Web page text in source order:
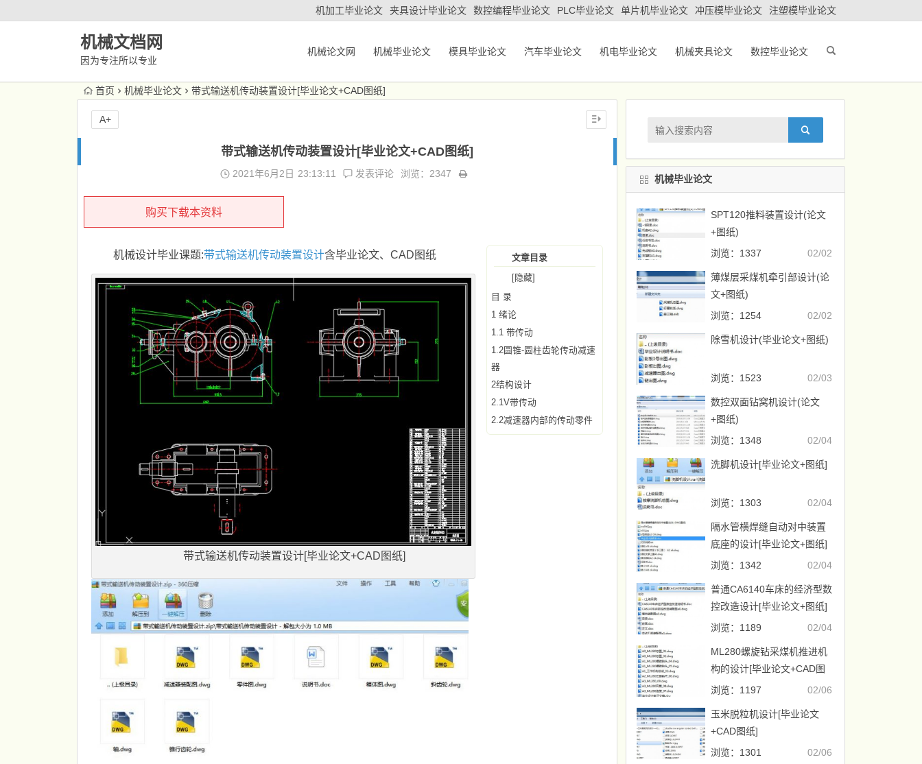
机加工毕业论文 夹具设计毕业论文 数控编程毕业论文 PLC毕业论文 单片机毕业论文 冲压模毕业论文 注塑模毕业论文
机械文档网
因为专注所以专业
机械论文网 机械毕业论文 模具毕业论文 汽车毕业论文 机电毕业论文 机械夹具论文 数控毕业论文
首页 机械毕业论文 带式输送机传动装置设计[毕业论文+CAD图纸]
带式输送机传动装置设计[毕业论文+CAD图纸]
2021年6月2日 23:13:11 发表评论 浏览：2347
购买下载本资料
文章目录
[隐藏]
目 录
1 绪论
1.1 带传动
1.2圆锥-圆柱齿轮传动减速
器
2结构设计
2.1V带传动
2.2减速器内部的传动零件
机械设计毕业课题:带式输送机传动装置设计含毕业论文、CAD图纸
带式输送机传动装置设计[毕业论文+CAD图纸]
A+
机械毕业论文
SPT120推料装置设计(论文
+图纸)
02/02
浏览：1337
薄煤层采煤机牵引部设计(论
文+图纸)
02/02
浏览：1254
除雪机设计(毕业论文+图纸)
02/03
浏览：1523
数控双面钻窝机设计(论文
+图纸)
02/04
浏览：1348
洗脚机设计[毕业论文+图纸]
02/04
浏览：1303
隔水管横焊缝自动对中装置
底座的设计[毕业论文+图纸]
02/04
浏览：1342
普通CA6140车床的经济型数
控改造设计[毕业论文+图纸]
02/04
浏览：1189
ML280螺旋钻采煤机推进机
构的设计[毕业论文+CAD图
纸]
02/06
浏览：1197
玉米脱粒机设计[毕业论文
+CAD图纸]
02/06
浏览：1301